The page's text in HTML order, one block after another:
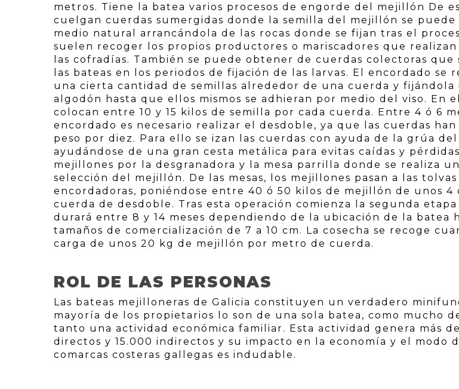
metros. Tiene la batea varios procesos de engorde del mejillón De
cuelgan cuerdas sumergidas donde la semilla del mejillón se puede
medio natural arrancándola de las rocas donde se fijan tras el
suelen recoger los propios productores o mariscadores que realizan
las cofradías. También se puede obtener de cuerdas colectoras que
las bateas en los periodos de fijación de las larvas. El encordado se
una cierta cantidad de semillas alrededor de una cuerda y fijándola
algodón hasta que ellos mismos se adhieran por medio del viso. En
colocan entre 10 y 15 kilos de semilla por cada cuerda. Entre 4 ó 6
encordado es necesario realizar el desdoble, ya que las cuerdas
peso por diez. Para ello se izan las cuerdas con ayuda de la grúa
ayudándose de una gran cesta metálica para evitas caídas y
mejillones por la desgranadora y la mesa parrilla donde se realiza
selección del mejillón. De las mesas, los mejillones pasan a las tolvas
encordadoras, poniéndose entre 40 ó 50 kilos de mejillón de unos 4
cuerda de desdoble. Tras esta operación comienza la segunda
durará entre 8 y 14 meses dependiendo de la ubicación de la batea
tamaños de comercialización de 7 a 10 cm. La cosecha se recoge
carga de unos 20 kg de mejillón por metro de cuerda.
ROL DE LAS PERSONAS
Las bateas mejilloneras de Galicia constituyen un verdadero
mayoría de los propietarios lo son de una sola batea, como mucho
tanto una actividad económica familiar. Esta actividad genera más
directos y 15.000 indirectos y su impacto en la economía y el modo
comarcas costeras gallegas es indudable.